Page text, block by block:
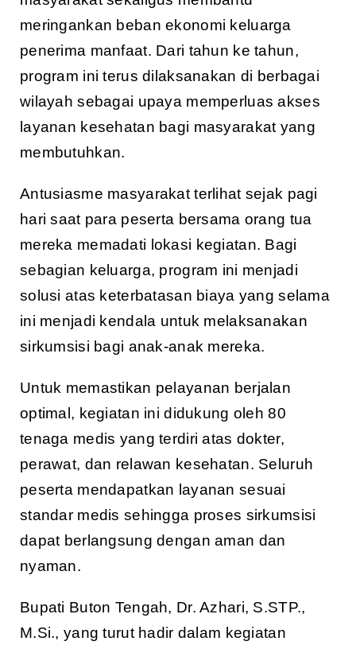
meringankan beban ekonomi keluarga
penerima manfaat. Dari tahun ke tahun,
program ini terus dilaksanakan di berbagai
wilayah sebagai upaya memperluas akses
layanan kesehatan bagi masyarakat yang
membutuhkan.
Antusiasme masyarakat terlihat sejak pagi
hari saat para peserta bersama orang tua
mereka memadati lokasi kegiatan. Bagi
sebagian keluarga, program ini menjadi
solusi atas keterbatasan biaya yang selama
ini menjadi kendala untuk melaksanakan
sirkumsisi bagi anak-anak mereka.
Untuk memastikan pelayanan berjalan
optimal, kegiatan ini didukung oleh 80
tenaga medis yang terdiri atas dokter,
perawat, dan relawan kesehatan. Seluruh
peserta mendapatkan layanan sesuai
standar medis sehingga proses sirkumsisi
dapat berlangsung dengan aman dan
nyaman.
Bupati Buton Tengah, Dr. Azhari, S.STP.,
M.Si., yang turut hadir dalam kegiatan